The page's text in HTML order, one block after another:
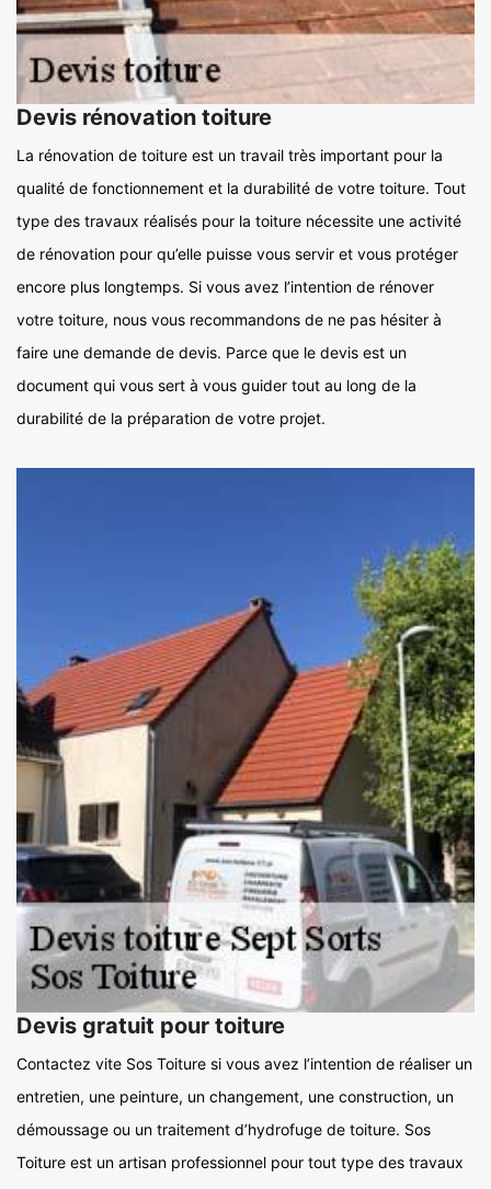
Devis rénovation toiture
La rénovation de toiture est un travail très important pour la
qualité de fonctionnement et la durabilité de votre toiture. Tout
type des travaux réalisés pour la toiture nécessite une activité
de rénovation pour qu’elle puisse vous servir et vous protéger
encore plus longtemps. Si vous avez l’intention de rénover
votre toiture, nous vous recommandons de ne pas hésiter à
faire une demande de devis. Parce que le devis est un
document qui vous sert à vous guider tout au long de la
durabilité de la préparation de votre projet.
Devis gratuit pour toiture
Contactez vite Sos Toiture si vous avez l’intention de réaliser un
entretien, une peinture, un changement, une construction, un
démoussage ou un traitement d’hydrofuge de toiture. Sos
Toiture est un artisan professionnel pour tout type des travaux